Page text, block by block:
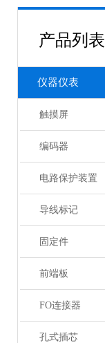
产品列表
仪器仪表
触摸屏
编码器
电路保护装置
导线标记
固定件
前端板
FO连接器
孔式插芯